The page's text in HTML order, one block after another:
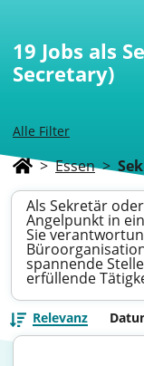
Alle Filter
19 Jobs als
Secretary)
> Essen >
Als Sekretär
Angelpunkt in
Sie
spannende
erfüllende
Relevanz